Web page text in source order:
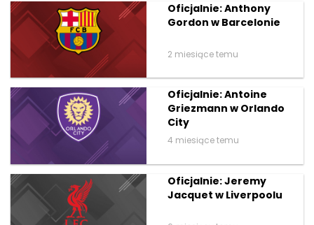
Oficjalnie: Anthony
Gordon w Barcelonie
2 miesiące temu
Oficjalnie: Antoine
Griezmann w Orlando
City
4 miesiące temu
Oficjalnie: Jeremy
Jacquet w Liverpoolu